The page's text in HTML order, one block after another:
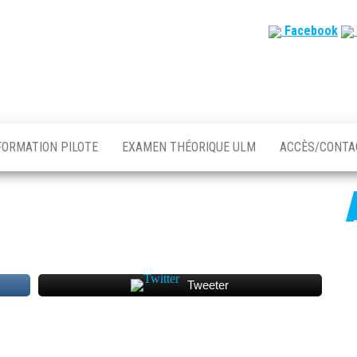
Facebook
PILOTE EXAMEN THÉORIQUE ULM ACCÈS/
Tweeter